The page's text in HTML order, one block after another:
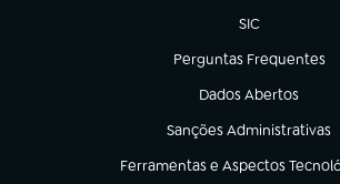
SIC
(abre em nova
Perguntas Frequentes
(abre em nova aba)
Dados Abertos
(abre em nova aba)
Sanções Administrativas
(abre em nova aba)
Ferramentas e Aspectos
(abre em nova aba)